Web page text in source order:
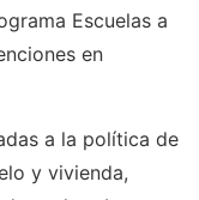
Escuelas a
en
a la política de
y vivienda,